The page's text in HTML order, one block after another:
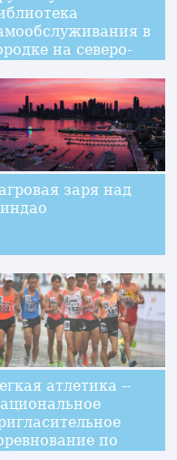
в
на северо-
заря над
атлетика --
по